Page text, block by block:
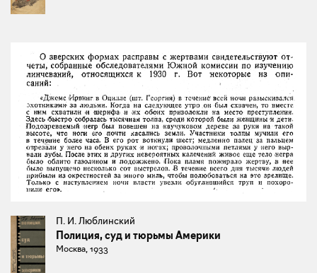
П. И. Люблинский
Полиция, суд и тюрьмы Америки
Москва, 1933